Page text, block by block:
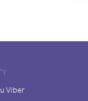
Viber